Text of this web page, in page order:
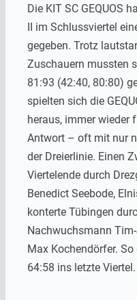
Die KIT SC GEQUOS
II im Schlussviertel
gegeben. Trotz
Zuschauern mussten
81:93 (42:40, 80:80)
spielten sich die
heraus, immer wieder
Antwort – oft mit nur
der Dreierlinie. Einen
Viertelende durch
Benedict Seebode,
konterte Tübingen
Nachwuchsmann
Max Kochendörfer.
64:58 ins letzte Viertel.